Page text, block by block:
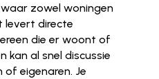
zowel woningen
levert directe
die er woont of
kan al snel discussie
of eigenaren. Je